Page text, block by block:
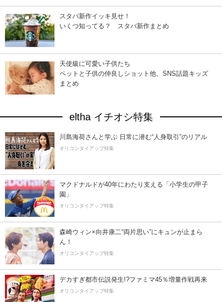
スタバ新作イッキ見せ！
いくつ知ってる？ スタバ新作まとめ
天使級に可愛い子供たち
ペットと子供の仲良しショット他、SNS話題キッズ
まとめ
eltha イチオシ特集
川島海荷さんと学ぶ 日常に潜む“人身取引”のリアル
オリコンタイアップ特集
マクドナルドが40年にわたり支える「小学生の甲子
園」
オリコンタイアップ特集
森崎ウィン×向井康二“両片思い”にキュンが止まら
ん！
オリコンタイアップ特集
デカすぎ都市伝説発生!?ファミマ45％増量作戦再来
オリコンタイアップ特集